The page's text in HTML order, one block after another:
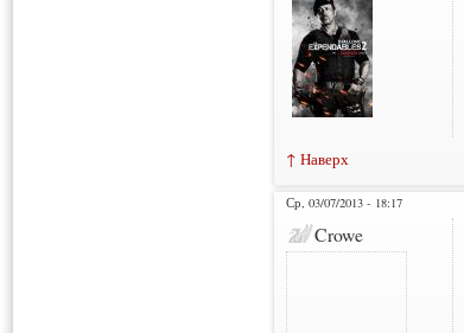
↑ Наверх
Ср, 03/07/2013 - 18:17
Crowe